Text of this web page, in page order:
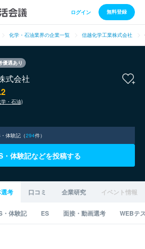
ログイン 無料登録
化学・石油業界の企業一覧 信越化学工業株式会社
優遇あり
式会社
・石油)
体験記（294件）
・体験記などを投稿する
考 口コミ 企業研究 イベント情報
・体験記 ES 面接・動画選考 WEBテ